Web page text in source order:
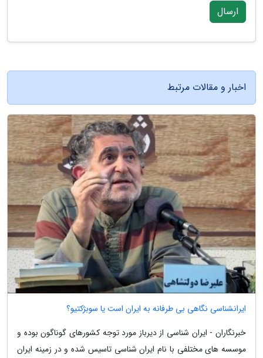
ارسال
اخبار و مقالات مرتبط
ایرانشناسی نگاهی بی طرفانه به ایران است یا سوبژکتیو؟
خبرنگاران - ایران شناسی از دیرباز مورد توجه کشورهای گوناگون بوده و
موسسه های مختلفی با نام ایران شناسی تاسیس شده و در زمینه ایران